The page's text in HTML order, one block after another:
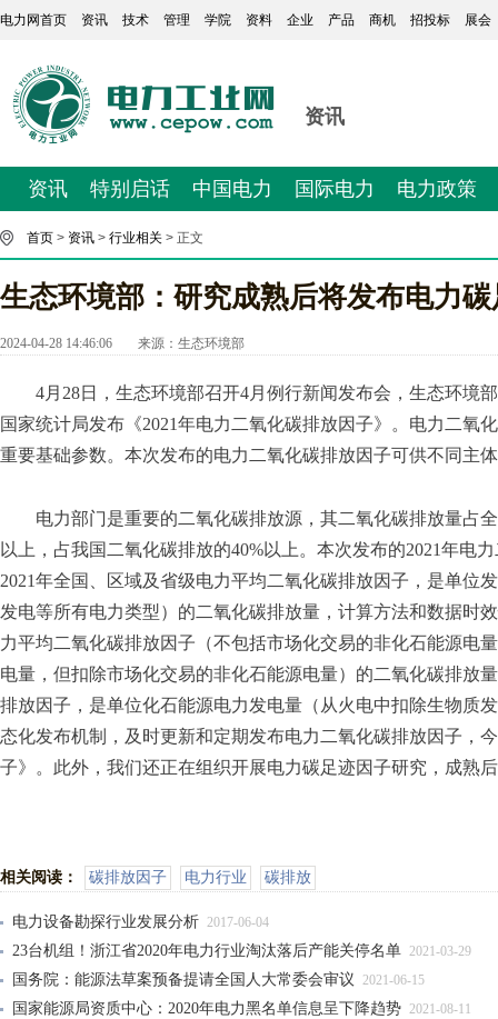
电力网首页 资讯 技术 管理 学院 资料 企业 产品 商机 招投标 展会
资讯
资讯 特别启话 中国电力 国际电力 电力政策
首页 > 资讯 > 行业相关 > 正文
生态环境部：研究成熟后将发布电力
2024-04-28 14:46:06 来源： 生态环境部
4月28日，生态环境部召开4月例行新闻发布会，生态环境
国家统计局发布《2021年电力二氧化碳排放因子》。电力二氧
重要基础参数。本次发布的电力二氧化碳排放因子可供不同主
电力部门是重要的二氧化碳排放源，其二氧化碳排放量占
以上，占我国二氧化碳排放的40%以上。本次发布的2021年电
2021年全国、区域及省级电力平均二氧化碳排放因子，是单位
发电等所有电力类型）的二氧化碳排放量，计算方法和数据时
力平均二氧化碳排放因子（不包括市场化交易的非化石能源电
电量，但扣除市场化交易的非化石能源电量）的二氧化碳排放
排放因子，是单位化石能源电力发电量（从火电中扣除生物质
态化发布机制，及时更新和定期发布电力二氧化碳排放因子，
子》。此外，我们还正在组织开展电力碳足迹因子研究，成熟
相关阅读： 碳排放因子 电力行业 碳排放
电力设备勘探行业发展分析 2017-06-04
23台机组！浙江省2020年电力行业淘汰落后产能关停名单 2021-03-29
国务院：能源法草案预备提请全国人大常委会审议 2021-06-15
国家能源局资质中心：2020年电力黑名单信息呈下降趋势 2021-08-11